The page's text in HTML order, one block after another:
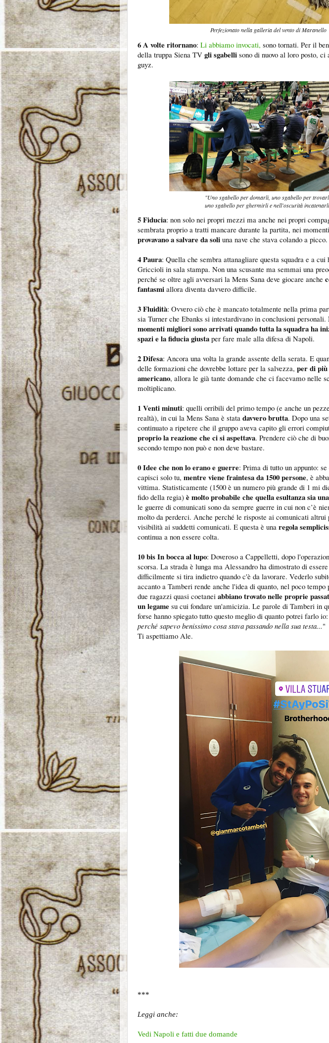
Perfezionato nella galleria del vento di Maranello
6 A volte ritornano: Li abbiamo invocati, sono tornati. Per il
della truppa Siena TV gli sgabelli sono di nuovo al loro posto, ci
guyz.
"Uno sgabello per domarli, uno sgabello per
uno sgabello per ghermirli e nell'oscurità
5 Fiducia: non solo nei propri mezzi ma anche nei propri
sembrata proprio a tratti mancare durante la partita, nei
provavano a salvare da soli una nave che stava colando a picco.
4 Paura: Quella che sembra attanagliare questa squadra e a cui
Griccioli in sala stampa. Non una scusante ma semmai una
perché se oltre agli avversari la Mens Sana deve giocare anche
fantasmi allora diventa davvero difficile.
3 Fluidità: Ovvero ciò che è mancato totalmente nella prima
sia Turner che Ebanks si intestardivano in conclusioni personali.
momenti migliori sono arrivati quando tutta la squadra ha
spazi e la fiducia giusta per fare male alla difesa di Napoli.
2 Difesa: Ancora una volta la grande assente della serata. E
delle formazioni che dovrebbe lottare per la salvezza, per di
americano, allora le già tante domande che ci facevamo nelle
moltiplicano.
1 Venti minuti: quelli orribili del primo tempo (e anche un
realtà), in cui la Mens Sana è stata davvero brutta. Dopo una
continuato a ripetere che il gruppo aveva capito gli errori
proprio la reazione che ci si aspettava. Prendere ciò che di
secondo tempo non può e non deve bastare.
0 Idee che non lo erano e guerre: Prima di tutto un appunto:
capisci solo tu, mentre viene fraintesa da 1500 persone, è
vittima. Statisticamente (1500 è un numero più grande di 1 mi
fido della regia) è molto probabile che quella esultanza sia
le guerre di comunicati sono da sempre guerre in cui non c’è
molto da perderci. Anche perché le risposte ai comunicati altrui
visibilità ai suddetti comunicati. E questa è una regola
continua a non essere colta.
10 bis In bocca al lupo: Doveroso a Cappelletti, dopo
scorsa. La strada è lunga ma Alessandro ha dimostrato di
difficilmente si tira indietro quando c'è da lavorare. Vederlo
accanto a Tamberi rende anche l'idea di quanto, nel poco tempo
due ragazzi quasi coetanei abbiano trovato nelle proprie
un legame su cui fondare un'amicizia. Le parole di Tamberi in
forse hanno spiegato tutto questo meglio di quanto potrei farlo
perché sapevo benissimo cosa stava passando nella sua testa..."
Ti aspettiamo Ale.
***
Leggi anche:
Vedi Napoli e fatti due domande